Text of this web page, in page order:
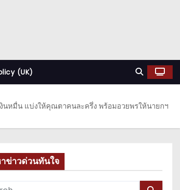
(UK)
นหมื่น แบ่งให้คุณตาคนละครึ่ง พร้อมอวยพรให้นายกฯ
ข่าวด่วนทันใจ